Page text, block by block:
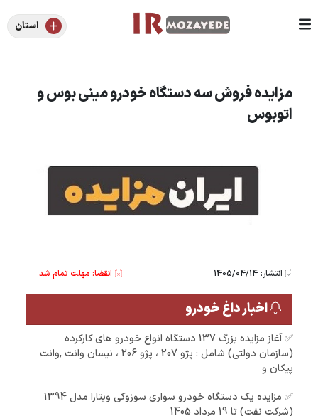
استان
مزایده فروش سه دستگاه خودرو مینی بوس و
اتوبوس
انتشار: 1405/04/14 انقضا: مهلت تمام شد
اخبار داغ خودرو
✅ آغاز مزایده بزرگ 137 دستگاه انواع خودرو های کارکرده
(سازمان دولتی) شامل : پژو 207 ، پژو 206 ، نیسان وانت ,وانت
پیکان و
✅ مزایده یک دستگاه خودرو سواری سوزوکی ویتارا مدل 1394
(شرکت نفت) تا 19 مرداد 1405